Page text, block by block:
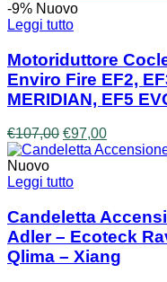
-9% Nuovo
Leggi tutto
Motoriduttore
Enviro Fire EF2,
MERIDIAN, EF5
€107,00 Il
prezzo
era:
€97,00Il
prezzo
Nuovo
Leggi tutto
Candeletta
Adler – Ecoteck
Qlima – Xiang